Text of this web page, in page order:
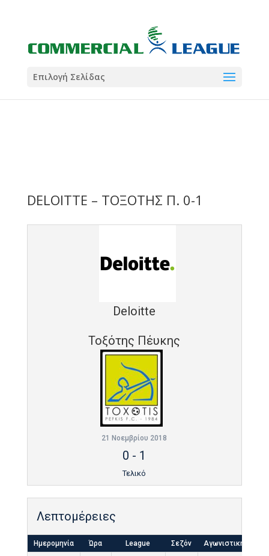
Coral
Σωματείο ΣΟΛ
Coral
5
Επιλογή Σελίδας
DELOITTE – ΤΟΞΟΤΗΣ Π. 0-1
Deloitte
Τοξότης Πέυκης
21 Νοεμβρίου 2018
0 - 1
Τελικό
Λεπτομέρειες
Ημερομηνία Ώρα League Σεζόν Αγωνιστική